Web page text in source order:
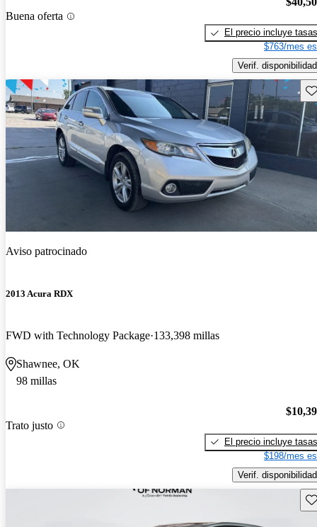
Buena oferta
El precio incluye tasas
$763/mes
Verif. disponibilidad
Aviso patrocinado
2013 Acura RDX
FWD with Technology Package 133,398 millas
Shawnee, OK
98 millas
Trato justo
El precio incluye tasas
$198/mes
Verif. disponibilidad